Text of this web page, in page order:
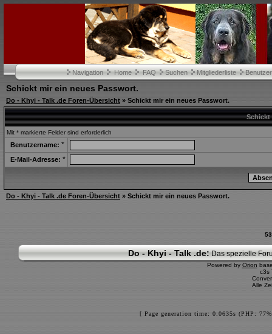
Navigation Home FAQ Suchen Mitgliederliste
Schickt mir ein neues Passwort.
Do - Khyi - Talk .de Foren-Übersicht » Schickt mir ein neues Passwort.
Schickt
Mit * markierte Felder sind erforderlich
Benutzername: *
E-Mail-Adresse: *
Do - Khyi - Talk .de Foren-Übersicht » Schickt mir ein neues Passwort.
Do - Khyi - Talk .de: Das spezielle
Powered by Orion
c3s
Alle
[ Page generation time: 0.0635s (PHP: